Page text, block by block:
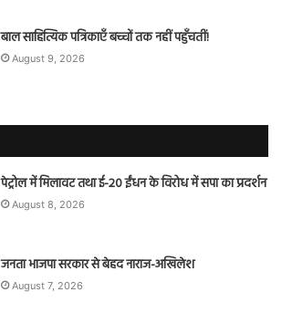
बाल साहित्यिक पत्रिकाएँ बच्चों तक नहीं पहुँचतीं!
August 9, 2026
पेट्रोल में मिलावट तथा ई-20 ईंधन के विरोध में सपा का प्रदर्शन
August 8, 2026
जनता भाजपा सरकार से बेहद नाराज-अखिलेश
August 7, 2026